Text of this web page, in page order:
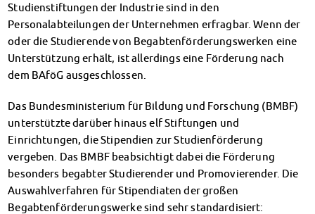
MIT einander – FÜR einander
Wohnheimtutoren
Schadensmeldung
Wohnen-FAQ
Dokumente
Soziales & Beratung
Sozialberatung
Finanzierungsberatung
Rückerstattung Semesterbeitrag
PsychoSoziale Beratung
Kursangebote
Studienstiftungen der Industrie sind in den
Personalabteilungen der Unternehmen erfragbar. Wenn der
oder die Studierende von Begabtenförderungswerken eine
Unterstützung erhält, ist allerdings eine Förderung nach
dem BAföG ausgeschlossen.
Das Bundesministerium für Bildung und Forschung (BMBF)
unterstützte darüber hinaus elf Stiftungen und
Einrichtungen, die Stipendien zur Studienförderung
vergeben. Das BMBF beabsichtigt dabei die Förderung
besonders begabter Studierender und Promovierender. Die
Auswahlverfahren für Stipendiaten der großen
Begabtenförderungswerke sind sehr standardisiert: